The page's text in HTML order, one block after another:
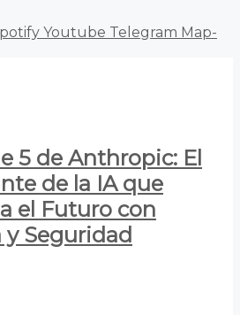
Youtube Telegram Map-
5 de Anthropic: El
de la IA que
el Futuro con
Seguridad